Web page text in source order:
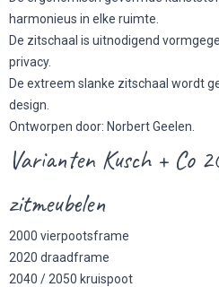
harmonieus in elke ruimte.
De zitschaal is uitnodigend
privacy.
De extreem slanke zitschaal wordt
design.
Ontworpen door: Norbert Geelen.
Varianten Kusch + Co
zitmeubelen
2000 vierpootsframe
2020 draadframe
2040 / 2050 kruispoot